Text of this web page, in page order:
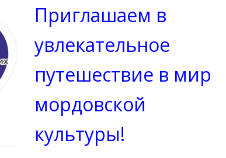
Приглашаем в
увлекательное
путешествие в мир
мордовской
культуры!